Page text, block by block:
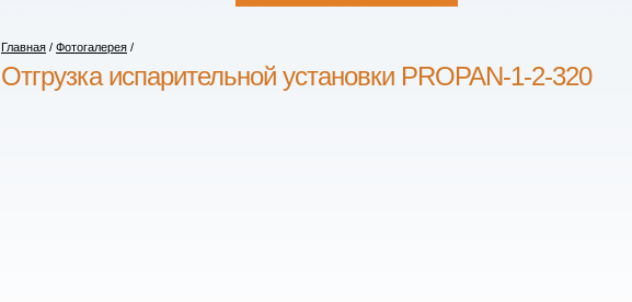
Главная / Фотогалерея /
Отгрузка испарительной установки PROPAN-1-2-320